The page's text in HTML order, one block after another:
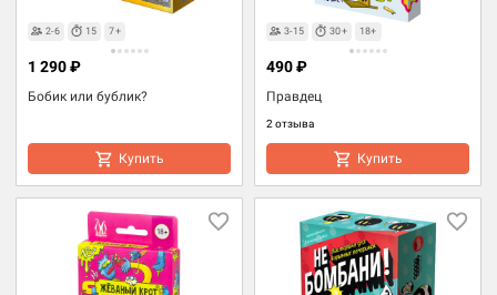
2-6 15 7+
Бобик или бублик?
1 290 ₽
Купить
3-15 30+ 18+
Правдец
2 отзыва
490 ₽
Купить